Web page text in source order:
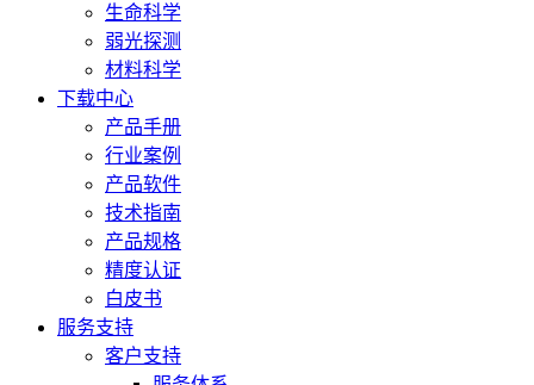
生命科学
弱光探测
材料科学
下载中心
产品手册
行业案例
产品软件
技术指南
产品规格
精度认证
白皮书
服务支持
客户支持